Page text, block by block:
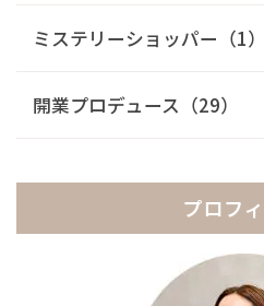
ミステリーショッパー（1）
開業プロデュース（29）
プロフ